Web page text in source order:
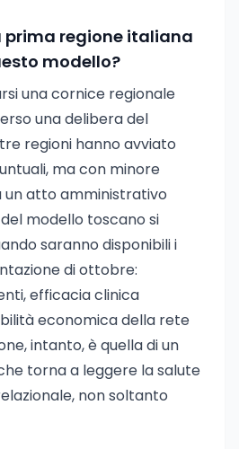
prima regione italiana
modello?
una cornice regionale
una delibera del
regioni hanno avviato
ma con minore
un atto amministrativo
modello toscano si
saranno disponibili i
di ottobre:
efficacia clinica
economica della rete
intanto, è quella di un
torna a leggere la salute
non soltanto